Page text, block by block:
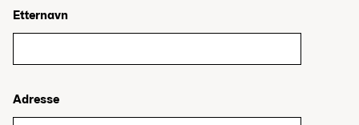
Etternavn
Adresse